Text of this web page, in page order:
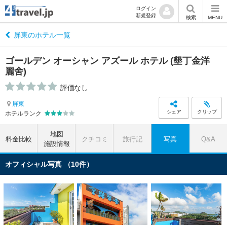
ログイン
新規登録
検索 MENU
屏東のホテル一覧
ゴールデン オーシャン アズール ホテル (墾丁金洋
麗舍)
評価なし
屏東
ホテルランク
シェア クリップ
料金比較
地図
施設情報
クチコミ 旅行記 写真 Q&A
オフィシャル写真 （10件）